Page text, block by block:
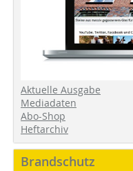
Aktuelle Ausgabe
Mediadaten
Abo-Shop
Heftarchiv
Brandschutz